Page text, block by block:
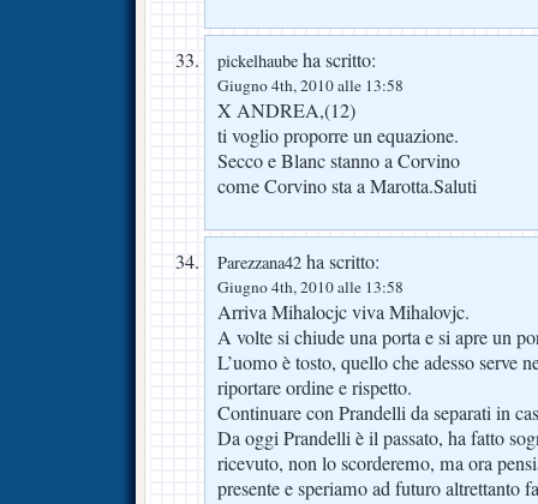
pickelhaube ha scritto:
Giugno 4th, 2010 alle 13:58
X ANDREA,(12)
ti voglio proporre un equazione.
Secco e Blanc stanno a Corvino
come Corvino sta a Marotta.Saluti
Parezzana42 ha scritto:
Giugno 4th, 2010 alle 13:58
Arriva Mihalocjc viva Mihalovjc.
A volte si chiude una porta e si apre un
L’uomo è tosto, quello che adesso serve
riportare ordine e rispetto.
Continuare con Prandelli da separati in
Da oggi Prandelli è il passato, ha fatto
ricevuto, non lo scorderemo, ma ora
presente e speriamo ad futuro altrettanto